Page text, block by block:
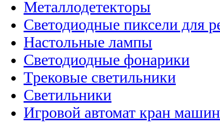
Металлодетекторы
Светодиодные пиксели для
Настольные лампы
Светодиодные фонарики
Трековые светильники
Светильники
Игровой автомат кран